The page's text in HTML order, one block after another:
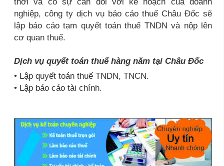
nghiệp, công ty dịch vụ báo cáo thuế Châu Đốc sẽ
lập báo cáo tạm quyết toán thuế TNDN và nộp lên
cơ quan thuế.
Dịch vụ quyết toán thuế hàng năm tại Châu Đốc
• Lập quyết toán thuế TNDN, TNCN.
• Lập báo cáo tài chính.